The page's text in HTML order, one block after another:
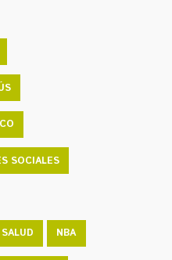
SOCIALES
SALUD NBA